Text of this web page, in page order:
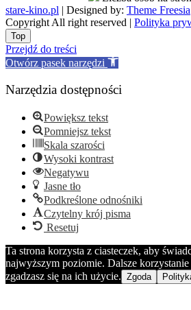
stare-kino.pl | Designed by: Theme Freesia
Copyright All right reserved | Polityka
Go
to
top
Top
Przejdź do treści
Otwórz pasek narzędzi
Narzędzia dostępności
Powiększ tekst
Pomniejsz tekst
Skala szarości
Wysoki kontrast
Negatywu
Jasne tło
Podkreślone odnośniki
Czytelny krój pisma
Resetuj
Ta strona korzysta z ciasteczek, aby
najwyższym poziomie. Dalsze korzystanie
zgadzasz się na ich użycie. Zgoda